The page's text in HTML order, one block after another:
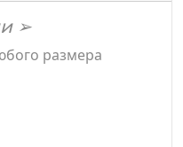
➢
размера